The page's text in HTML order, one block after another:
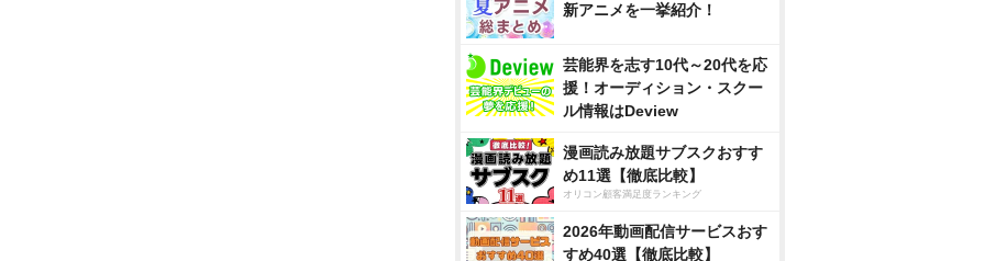
新アニメを一挙紹介！
芸能界を志す10代～20代を応
援！オーディション・スクー
ル情報はDeview
漫画読み放題サブスクおすす
め11選【徹底比較】
オリコン顧客満足度ランキング
2026年動画配信サービスおす
すめ40選【徹底比較】